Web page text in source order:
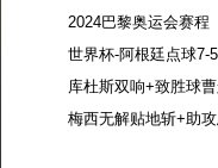
2024巴黎奥运会赛程
库杜斯双响+致胜球